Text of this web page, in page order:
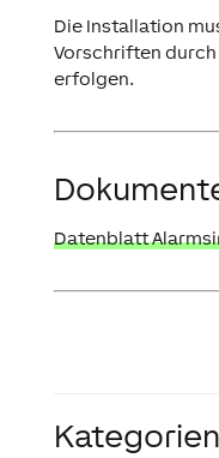
Die Installation
Vorschriften
erfolgen.
Datenblatt
Kategorien